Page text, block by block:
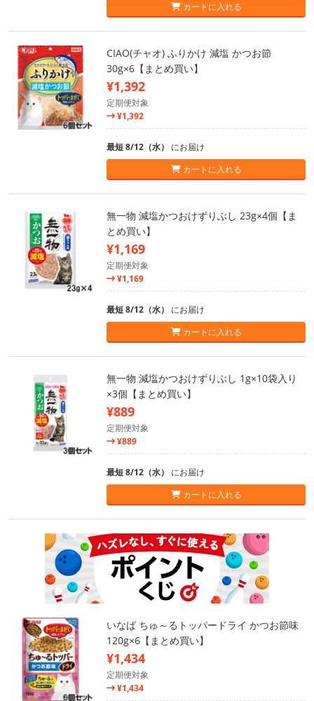
カートに入れる
CIAO(チャオ) ふりかけ 減塩 かつお節
30g×6【まとめ買い】
¥1,392
定期便対象
¥1,392
最短 8/12（水） にお届け
カートに入れる
無一物 減塩かつおけずりぶし 23g×4個【ま
とめ買い】
¥1,169
定期便対象
¥1,169
最短 8/12（水） にお届け
カートに入れる
無一物 減塩かつおけずりぶし 1g×10袋入り
×3個【まとめ買い】
¥889
定期便対象
¥889
最短 8/12（水） にお届け
カートに入れる
いなば ちゅ～るトッパードライ かつお節味
120g×6【まとめ買い】
¥1,434
定期便対象
¥1,434